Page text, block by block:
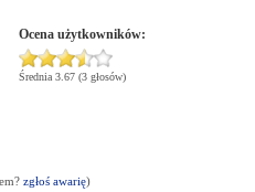
Ocena użytkowników:
Średnia 3.67 (3 głosów)
zgłoś awarię)